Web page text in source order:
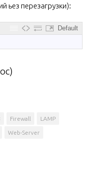
ьез перезагрузки):
Default
Firewall LAMP
Web-Server